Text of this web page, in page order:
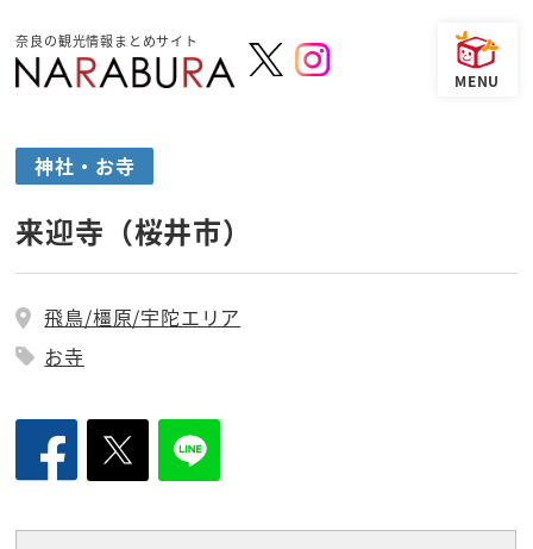
奈良の観光情報まとめサイト
神社・お寺
来迎寺（桜井市）
飛鳥/橿原/宇陀エリア
お寺